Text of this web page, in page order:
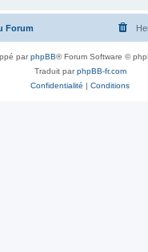
Forum
parphpBB® Forum Software ©
Traduit parphpBB-fr.com
Confidentialité | Conditions